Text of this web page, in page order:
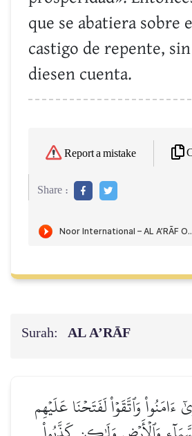
que se abatiera sobre
castigo de repente,
diesen cuenta.
Report a mistake
Share :
Surah: AL A’RĀF
ءَامَنُواْ وَٱتَّقَوۡاْ لَفَتَحۡنَا عَلَيۡهِم